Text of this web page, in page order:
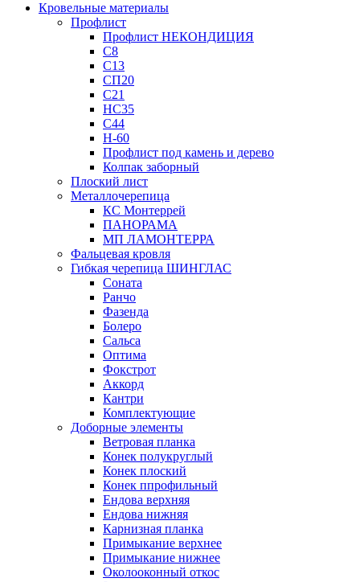
Кровельные материалы
Профлист
Профлист НЕКОНДИЦИЯ
С8
С13
СП20
С21
НС35
С44
Н-60
Профлист под камень и дерево
Колпак заборный
Плоский лист
Металлочерепица
КС Монтеррей
ПАНОРАМА
МП ЛАМОНТЕРРА
Фальцевая кровля
Гибкая черепица ШИНГЛАС
Соната
Ранчо
Фазенда
Болеро
Сальса
Оптима
Фокстрот
Аккорд
Кантри
Комплектующие
Доборные элементы
Ветровая планка
Конек полукруглый
Конек плоский
Конек ппрофильный
Ендова верхняя
Ендова нижняя
Карнизная планка
Примыкание верхнее
Примыкание нижнее
Околооконный откос